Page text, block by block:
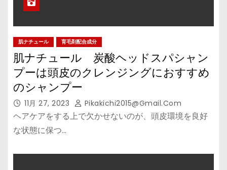
肌ナチュール 育毛剤配合成分
肌ナチュール 炭酸ヘッドスパシャン
プーは頭皮のクレンジングにおすすめ
のシャンプー
11月 27, 2023 Pikakichi2015@gmail.com
ヘアケアをする上で欠かせないのが、頭皮環境を良好
な状態に保つ…